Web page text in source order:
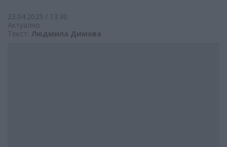
23.04.2025 / 13:30
Актуално
Текст: Людмила Димова